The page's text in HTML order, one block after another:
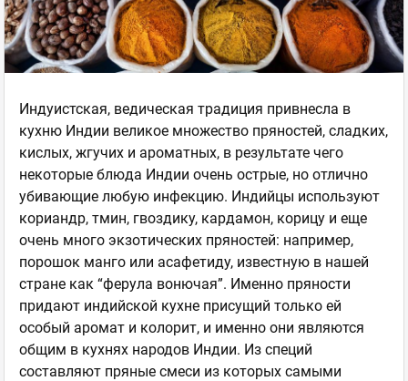
Индуистская, ведическая традиция привнесла в
кухню Индии великое множество пряностей, сладких,
кислых, жгучих и ароматных, в результате чего
некоторые блюда Индии очень острые, но отлично
убивающие любую инфекцию. Индийцы используют
кориандр, тмин, гвоздику, кардамон, корицу и еще
очень много экзотических пряностей: например,
порошок манго или асафетиду, известную в нашей
стране как “ферула вонючая”. Именно пряности
придают индийской кухне присущий только ей
особый аромат и колорит, и именно они являются
общим в кухнях народов Индии. Из специй
составляют пряные смеси из которых самыми